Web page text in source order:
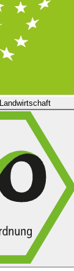
Landwirtschaft